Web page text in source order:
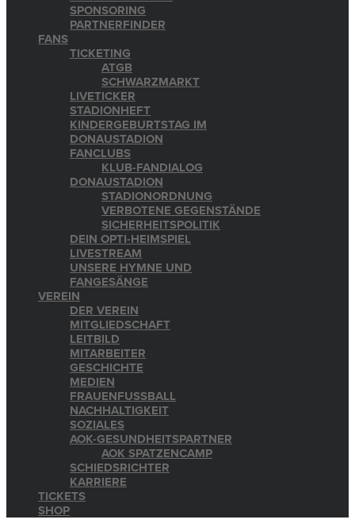
SPONSORING
PARTNERFINDER
FANS
TICKETING
ATGB
SCHWARZMARKT
LIVETICKER
STADIONHEFT
KINDERGEBURTSTAG IM
DONAUSTADION
FANCLUBS
KLUB-FANDIALOG
DONAUSTADION
STADIONORDNUNG
VERBOTENE GEGENSTÄNDE
SICHERHEITSPOLITIK
DEIN OPTI-HEIMSPIEL
LIVESTREAM
UNSERE HYMNE UND
FANGESÄNGE
VEREIN
DER VEREIN
MITGLIEDSCHAFT
LEITBILD
MITARBEITER
GESCHICHTE
MEDIEN
FRAUENFUSSBALL
NACHHALTIGKEIT
SOZIALES
AOK-GESUNDHEITSPARTNER
AOK SPATZENCAMP
SCHIEDSRICHTER
KARRIERE
TICKETS
SHOP